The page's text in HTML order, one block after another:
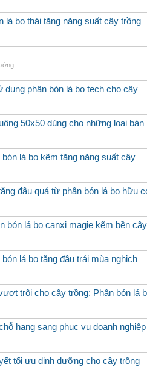
lá bo thái tăng năng suất cây trồng
dụng phân bón lá bo tech cho cây
50x50 dùng cho những loại bàn
lá bo kẽm tăng năng suất cây
đậu quả từ phân bón lá bo hữu
bón lá bo canxi magie kẽm bền cây
lá bo tăng đậu trái mùa nghịch
trội cho cây trồng: Phân bón lá
hạng sang phục vụ doanh
tối ưu dinh dưỡng cho cây trồng